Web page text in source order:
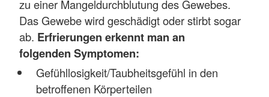
zu einer Mangeldurchblutung des Gewebes.
Das Gewebe wird geschädigt oder stirbt sogar
ab. Erfrierungen erkennt man an
folgenden Symptomen:
Gefühllosigkeit/Taubheitsgefühl in den
betroffenen Körperteilen